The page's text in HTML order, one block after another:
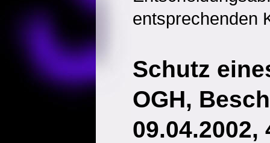
entsprechenden
Schutz
OGH,
09.04.2002,